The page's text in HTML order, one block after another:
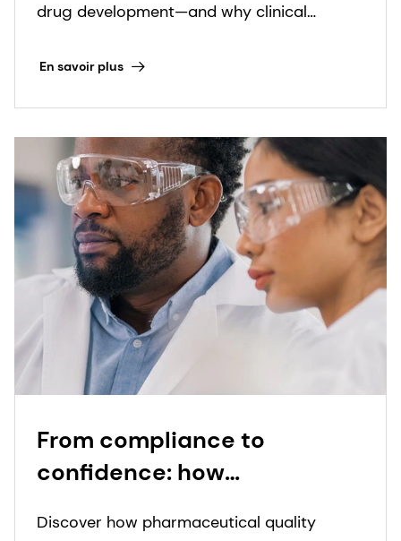
drug development—and why clinical
En savoir plus
From compliance to
confidence: how
Discover how pharmaceutical quality